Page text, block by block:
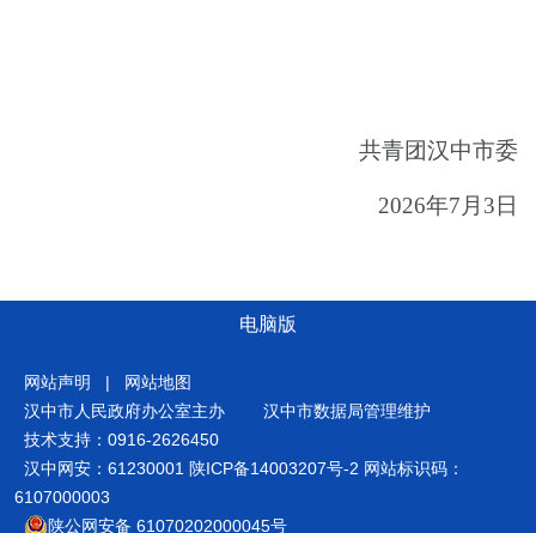
共青团汉中市委
2026年7月3日
电脑版
网站声明 |
网站地图
汉中市人民政府办公室主办
汉中市数据局管理维护
技术支持：0916-2626450
汉中网安：61230001 陕ICP备14003207号-2 网站标识码：
6107000003
陕公网安备 61070202000045号